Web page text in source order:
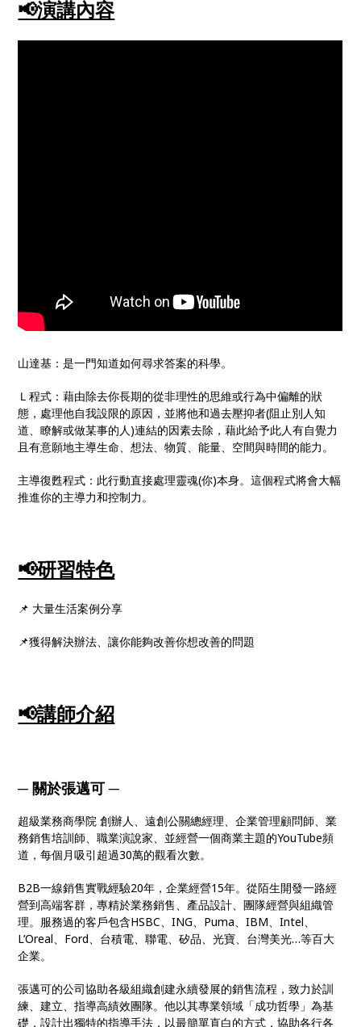
📢演講內容
山達基：是一門知道如何尋求答案的科學。
Ｌ程式：藉由除去你長期的從非理性的思維或行為中偏離的狀
態，處理他自我設限的原因，並將他和過去壓抑者(阻止別人知
道、瞭解或做某事的人)連結的因素去除，藉此給予此人有自覺力
且有意願地主導生命、想法、物質、能量、空間與時間的能力。
主導復甦程式：此行動直接處理靈魂(你)本身。這個程式將會大幅
推進你的主導力和控制力。
📢研習特色
📌 大量生活案例分享
📌獲得解決辦法、讓你能夠改善你想改善的問題
📢講師介紹
─關於張邁可─
超級業務商學院 創辦人、遠創公關總經理、企業管理顧問師、業
務銷售培訓師、職業演說家、並經營一個商業主題的YouTube頻
道，每個月吸引超過30萬的觀看次數。
B2B一線銷售實戰經驗20年，企業經營15年。從陌生開發一路經
營到高端客群，專精於業務銷售、產品設計、團隊經營與組織管
理。服務過的客戶包含HSBC、ING、Puma、IBM、Intel、
L’Oreal、Ford、台積電、聯電、矽品、光寶、台灣美光…等百大
企業。
張邁可的公司協助各級組織創建永續發展的銷售流程，致力於訓
練、建立、指導高績效團隊。他以其專業領域「成功哲學」為基
礎，設計出獨特的指導手法，以最簡單直白的方式，協助各行各